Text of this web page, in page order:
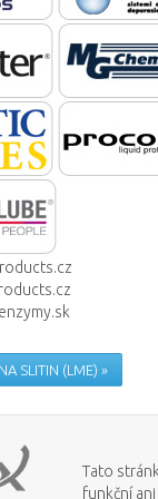
SLITIN (LME) »
Tato
funkční